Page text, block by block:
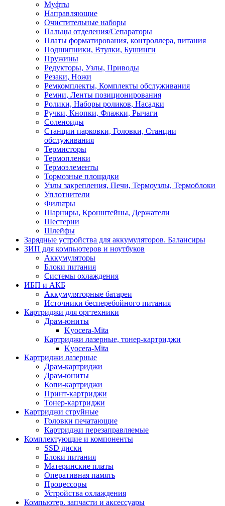
Муфты
Направляющие
Очистительные наборы
Пальцы отделения/Сепараторы
Платы форматирования, контроллера, питания
Подшипники, Втулки, Бушинги
Пружины
Редукторы, Узлы, Приводы
Резаки, Ножи
Ремкомплекты, Комплекты обслуживания
Ремни, Ленты позиционирования
Ролики, Наборы роликов, Насадки
Ручки, Кнопки, Флажки, Рычаги
Соленоиды
Станции парковки, Головки, Станции
обслуживания
Термисторы
Термопленки
Термоэлементы
Тормозные площадки
Узлы закрепления, Печи, Термоузлы, Термоблоки
Уплотнители
Фильтры
Шарниры, Кронштейны, Держатели
Шестерни
Шлейфы
Зарядные устройства для аккумуляторов. Балансиры
ЗИП для компьютеров и ноутбуков
Аккумуляторы
Блоки питания
Системы охлаждения
ИБП и АКБ
Аккумуляторные батареи
Источники бесперебойного питания
Картриджи для оргтехники
Драм-юниты
Kyocera-Mita
Картриджи лазерные, тонер-картриджи
Kyocera-Mita
Картриджи лазерные
Драм-картриджи
Драм-юниты
Копи-картриджи
Принт-картриджи
Тонер-картриджи
Картриджи струйные
Головки печатающие
Картриджи перезаправляемые
Комплектующие и компоненты
SSD диски
Блоки питания
Материнские платы
Оперативная память
Процессоры
Устройства охлаждения
Компьютер. запчасти и аксессуары